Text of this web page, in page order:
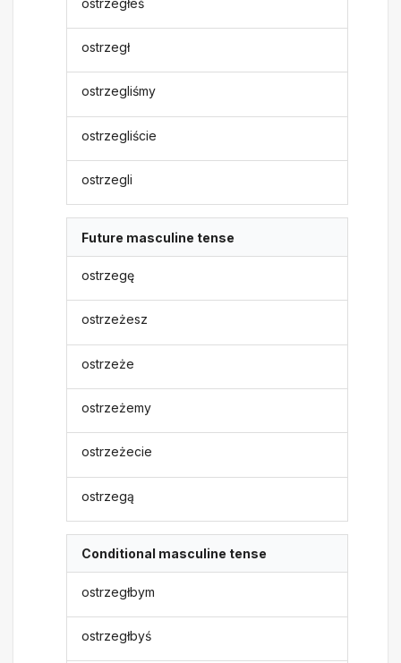
ostrzegł
ostrzegliśmy
ostrzegliście
ostrzegli
Future masculine tense
ostrzegę
ostrzeżesz
ostrzeże
ostrzeżemy
ostrzeżecie
ostrzegą
Conditional masculine tense
ostrzegłbym
ostrzegłbyś